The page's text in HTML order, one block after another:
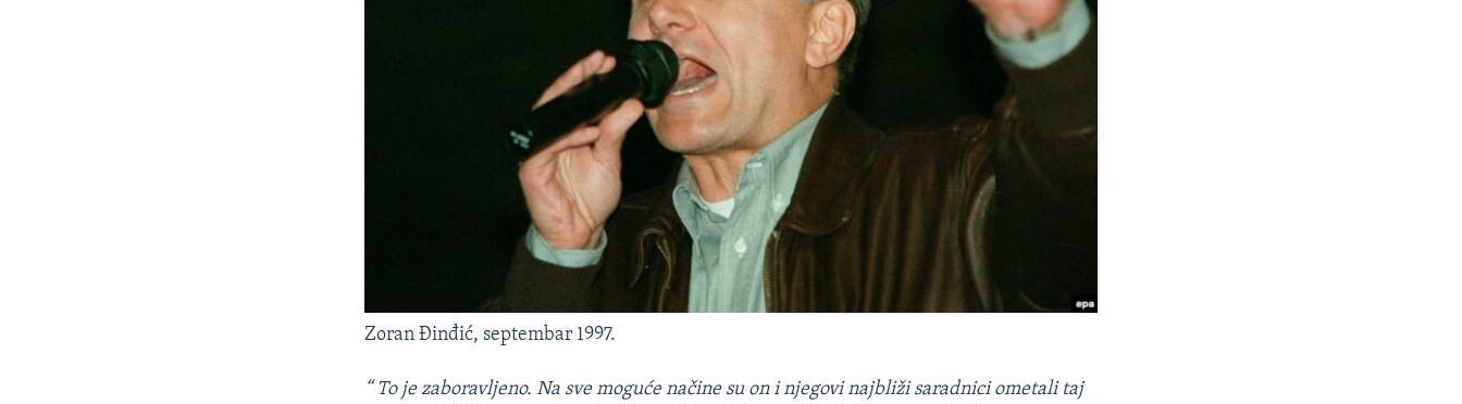
Zoran Đinđić, septembar 1997.
“ To je zaboravljeno. Na sve moguće načine su on i njegovi najbliži saradnici ometali taj